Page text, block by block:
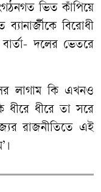
ভিত কাঁপিয়ে
বিরোধী
দলের ভেতরে
লাগাম কি এখনও
ধীরে ধীরে তা সরে
রাজনীতিতে এই